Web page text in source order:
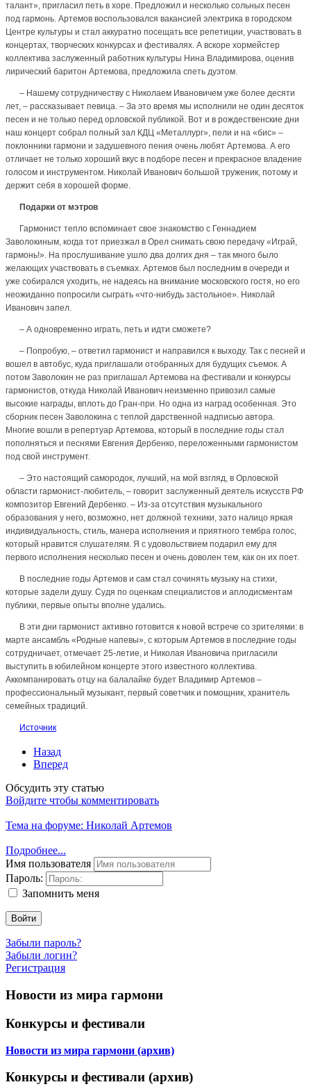
талант», пригласил петь в хоре. Предложил и несколько сольных песен
под гармонь. Артемов воспользовался вакансией электрика в городском
Центре культуры и стал аккуратно посещать все репетиции, участвовать в
концертах, творческих конкурсах и фестивалях. А вскоре хормейстер
коллектива заслуженный работник культуры Нина Владимирова, оценив
лирический баритон Артемова, предложила спеть дуэтом.
– Нашему сотрудничеству с Николаем Ивановичем уже более десяти
лет, – рассказывает певица. – За это время мы исполнили не один десяток
песен и не только перед орловской публикой. Вот и в рождественские дни
наш концерт собрал полный зал КДЦ «Металлург», пели и на «бис» –
поклонники гармони и задушевного пения очень любят Артемова. А его
отличает не только хороший вкус в подборе песен и прекрасное владение
голосом и инструментом. Николай Иванович большой труженик, потому и
держит себя в хорошей форме.
Подарки от мэтров
Гармонист тепло вспоминает свое знакомство с Геннадием
Заволокиным, когда тот приезжал в Орел снимать свою передачу «Играй,
гармонь!». На прослушивание ушло два долгих дня – так много было
желающих участвовать в съемках. Артемов был последним в очереди и
уже собирался уходить, не надеясь на внимание московского гостя, но его
неожиданно попросили сыграть «что-нибудь застольное». Николай
Иванович запел.
– А одновременно играть, петь и идти сможете?
– Попробую, – ответил гармонист и направился к выходу. Так с песней и
вошел в автобус, куда приглашали отобранных для будущих съемок. А
потом Заволокин не раз приглашал Артемова на фестивали и конкурсы
гармонистов, откуда Николай Иванович неизменно приво­зил самые
высокие награды, вплоть до Гран-при. Но одна из наград особенная. Это
сборник песен Заволокина с теплой дарственной надписью автора.
Многие вошли в репертуар Артемова, который в последние годы стал
пополняться и песнями Евгения Дербенко, переложенными гармонистом
под свой инструмент.
– Это настоящий самородок, лучший, на мой взгляд, в Орловской
области гармонист-любитель, – говорит заслуженный деятель искусств РФ
композитор Евгений Дербенко. – Из-за отсутствия музыкального
образования у него, возможно, нет должной техники, зато налицо яркая
индивидуальность, стиль, манера исполнения и приятного тембра голос,
который нравится слушателям. Я с удовольствием подарил ему для
первого исполнения несколько песен и очень доволен тем, как он их поет.
В последние годы Артемов и сам стал сочинять музыку на стихи,
которые задели душу. Судя по оценкам специалистов и аплодисментам
публики, первые опыты вполне удались.
В эти дни гармонист активно готовится к новой встрече со зрителями: в
марте ансамбль «Родные напевы», с которым Артемов в последние годы
сотрудничает, отмечает 25-летие, и Николая Ивановича пригласили
выступить в юбилейном концерте этого известного коллектива.
Аккомпанировать отцу на балалайке будет Владимир Артемов –
профессиональный музыкант, первый советчик и помощник, хранитель
семейных традиций.
Источник
Назад
Вперед
Обсудить эту статью
Войдите чтобы комментировать
Тема на форуме: Николай Артемов
Подробнее...
Имя пользователя
Пароль:
Запомнить меня
Войти
Забыли пароль?
Забыли логин?
Регистрация
Новости из мира гармони
Конкурсы и фестивали
Новости из мира гармони (архив)
Конкурсы и фестивали (архив)